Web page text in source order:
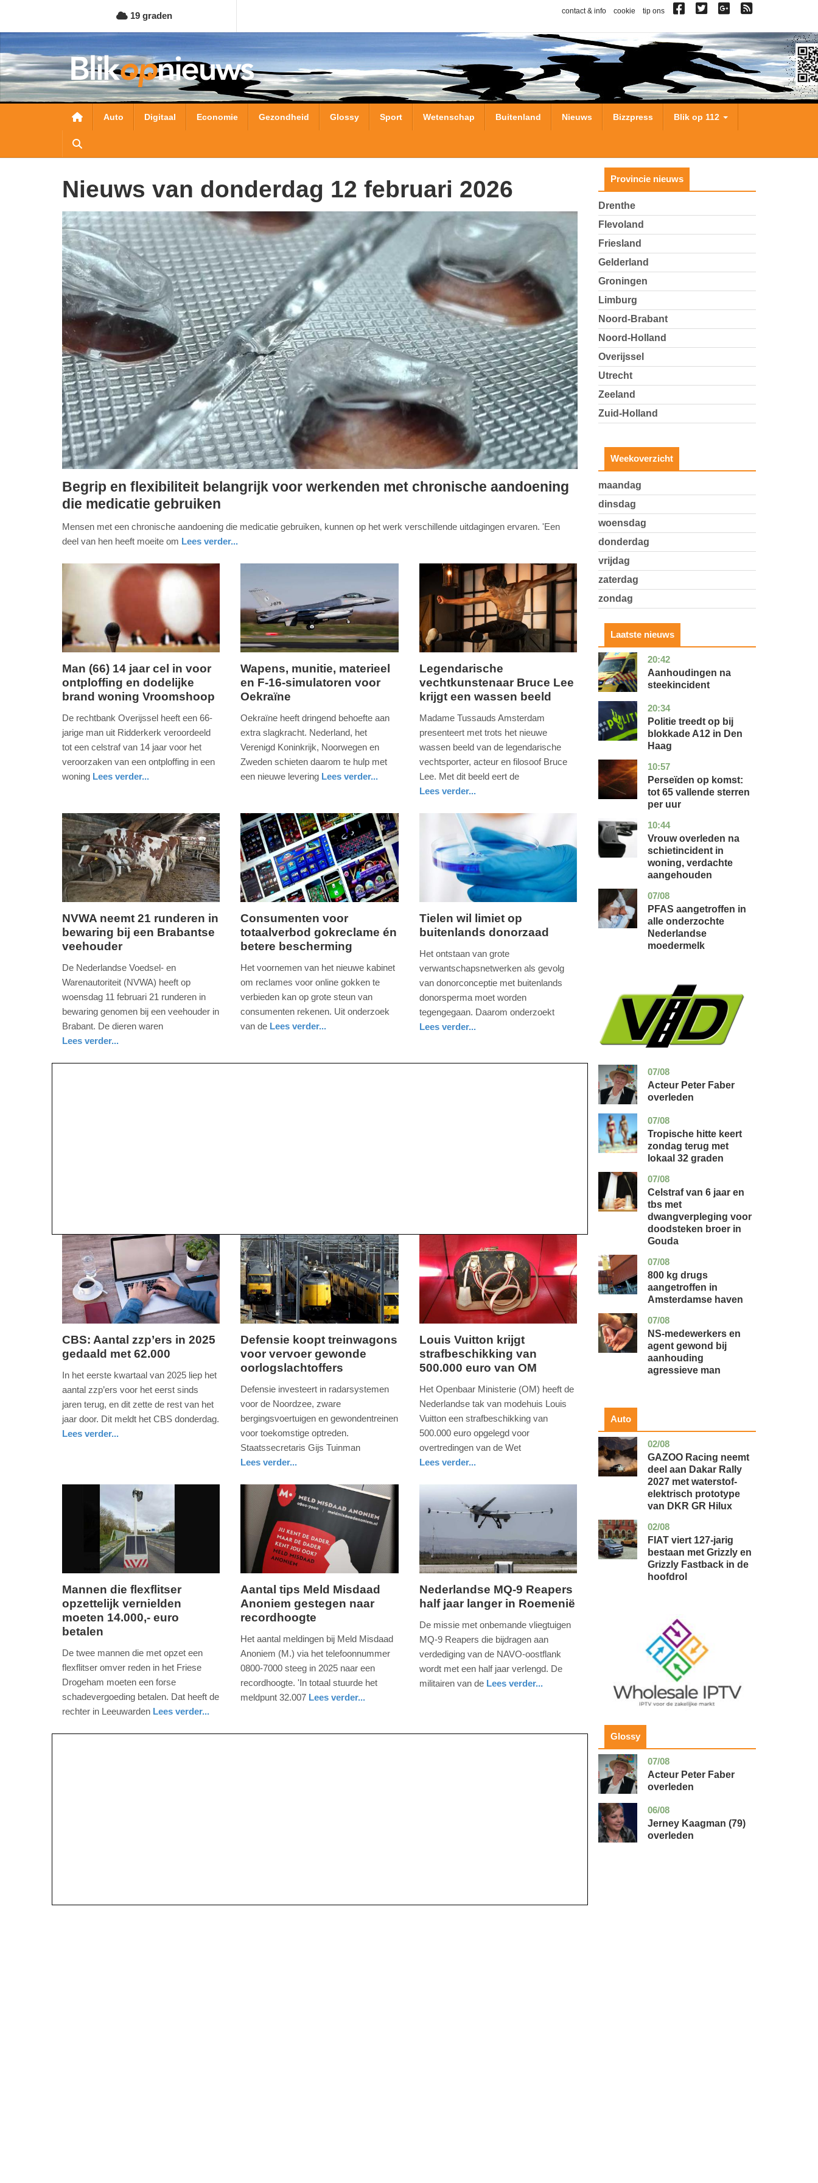
naar
de
inhoud
gaan
19 graden contact & info cookie tip ons
Hoofdnavigatie
Auto Digitaal Economie Gezondheid Glossy Sport Wetenschap Buitenland Nieuws Bizzpress Blik op 112
Nieuws van donderdag 12 februari 2026
donderdag,
februari
2026
13-
02-
2026
Begrip en flexibiliteit belangrijk voor werkenden met chronische aandoening
die medicatie gebruiken
Mensen met een chronische aandoening die medicatie gebruiken, kunnen op het werk verschillende uitdagingen ervaren. 'Een
deel van hen heeft moeite om Lees verder...
donderdag,
12.
-
Update:
02-
2026
20:59
Man (66) 14 jaar cel in voor
ontploffing en dodelijke
brand woning Vroomshoop
De rechtbank Overijssel heeft een 66-
jarige man uit Ridderkerk veroordeeld
tot een celstraf van 14 jaar voor het
veroorzaken van een ontploffing in een
woning Lees verder...
donderdag,
12.
02-
2026
17:09
Wapens, munitie, materieel
en F-16-simulatoren voor
Oekraïne
Oekraïne heeft dringend behoefte aan
extra slagkracht. Nederland, het
Verenigd Koninkrijk, Noorwegen en
Zweden schieten daarom te hulp met
een nieuwe levering Lees verder...
donderdag,
12.
-
02-
15:26
Legendarische
vechtkunstenaar Bruce Lee
krijgt een wassen beeld
Madame Tussauds Amsterdam
presenteert met trots het nieuwe
wassen beeld van de legendarische
vechtsporter, acteur en filosoof Bruce
Lee. Met dit beeld eert de
Lees verder...
holland
donderdag,
12.
02-
NVWA neemt 21 runderen in
bewaring bij een Brabantse
veehouder
De Nederlandse Voedsel- en
Warenautoriteit (NVWA) heeft op
woensdag 11 februari 21 runderen in
bewaring genomen bij een veehouder in
Brabant. De dieren waren
Lees verder...
brabant
donderdag,
12.
02-
Consumenten voor
totaalverbod gokreclame én
betere bescherming
Het voornemen van het nieuwe kabinet
om reclames voor online gokken te
verbieden kan op grote steun van
consumenten rekenen. Uit onderzoek
van de Lees verder...
donderdag,
02-
Tielen wil limiet op
buitenlands donorzaad
Het ontstaan van grote
verwantschapsnetwerken als gevolg
van donorconceptie met buitenlands
donorsperma moet worden
tegengegaan. Daarom onderzoekt
Lees verder...
donderdag,
-
13:07
02-
CBS: Aantal zzp’ers in 2025
gedaald met 62.000
In het eerste kwartaal van 2025 liep het
aantal zzp’ers voor het eerst sinds
jaren terug, en dit zette de rest van het
jaar door. Dit meldt het CBS donderdag.
Lees verder...
donderdag,
12.
13:00
02-
Defensie koopt treinwagons
voor vervoer gewonde
oorlogslachtoffers
Defensie investeert in radarsystemen
voor de Noordzee, zware
bergingsvoertuigen en gewondentreinen
voor toekomstige optreden.
Staatssecretaris Gijs Tuinman
Lees verder...
holland
donderdag,
12.
02-
12:52
Louis Vuitton krijgt
strafbeschikking van
500.000 euro van OM
Het Openbaar Ministerie (OM) heeft de
Nederlandse tak van modehuis Louis
Vuitton een strafbeschikking van
500.000 euro opgelegd voor
overtredingen van de Wet
Lees verder...
holland
donderdag,
12.
februari
2026
-
12:34
Update:
02-
Mannen die flexflitser
opzettelijk vernielden
moeten 14.000,- euro
betalen
De twee mannen die met opzet een
flexflitser omver reden in het Friese
Drogeham moeten een forse
schadevergoeding betalen. Dat heeft de
rechter in Leeuwarden Lees verder...
donderdag,
12.
Update:
02-
Aantal tips Meld Misdaad
Anoniem gestegen naar
recordhoogte
Het aantal meldingen bij Meld Misdaad
Anoniem (M.) via het telefoonnummer
0800-7000 steeg in 2025 naar een
recordhoogte. 'In totaal stuurde het
meldpunt 32.007 Lees verder...
donderdag,
2026
02-
Nederlandse MQ-9 Reapers
half jaar langer in Roemenië
De missie met onbemande vliegtuigen
MQ-9 Reapers die bijdragen aan
verdediging van de NAVO-oostflank
wordt met een half jaar verlengd. De
militairen van de Lees verder...
Provincie nieuws
Drenthe
Flevoland
Friesland
Gelderland
Groningen
Limburg
Noord-Brabant
Noord-Holland
Overijssel
Utrecht
Zeeland
Zuid-Holland
Weekoverzicht
maandag
dinsdag
woensdag
donderdag
vrijdag
zaterdag
zondag
Laatste nieuws
20:42
utrecht
nieuws
Aanhoudingen na
steekincident
20:34
zuid-
holland
nieuws
Politie treedt op bij
blokkade A12 in Den
Haag
10:57
utrecht
nieuws
Perseïden op komst:
tot 65 vallende sterren
per uur
10:44
zuid-
holland
nieuws
Vrouw overleden na
schietincident in
woning, verdachte
aangehouden
07/08
utrecht
gezondheid
PFAS aangetroffen in
alle onderzochte
Nederlandse
moedermelk
07/08
noord-
holland
glossy
Acteur Peter Faber
overleden
07/08
utrecht
nieuws
Tropische hitte keert
zondag terug met
lokaal 32 graden
07/08
zuid-
holland
nieuws
Celstraf van 6 jaar en
tbs met
dwangverpleging voor
doodsteken broer in
Gouda
07/08
noord-
holland
nieuws
800 kg drugs
aangetroffen in
Amsterdamse haven
07/08
flevoland
nieuws
NS-medewerkers en
agent gewond bij
aanhouding
agressieve man
Auto
02/08
auto
GAZOO Racing neemt
deel aan Dakar Rally
2027 met waterstof-
elektrisch prototype
van DKR GR Hilux
02/08
auto
FIAT viert 127-jarig
bestaan met Grizzly en
Grizzly Fastback in de
hoofdrol
Glossy
07/08
noord-
holland
glossy
Acteur Peter Faber
overleden
06/08
noord-
glossy
Jerney Kaagman (79)
overleden